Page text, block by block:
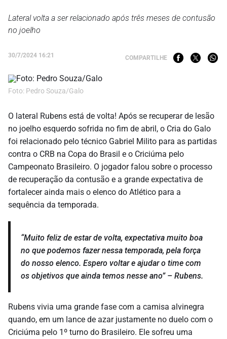
Lateral volta a ser relacionado após três meses de contusão
no joelho
30/7/2024 16:21 COMPARTILHE
Foto: Pedro Souza/Galo
O lateral Rubens está de volta! Após se recuperar de lesão
no joelho esquerdo sofrida no fim de abril, o Cria do Galo
foi relacionado pelo técnico Gabriel Milito para as partidas
contra o CRB na Copa do Brasil e o Criciúma pelo
Campeonato Brasileiro. O jogador falou sobre o processo
de recuperação da contusão e a grande expectativa de
fortalecer ainda mais o elenco do Atlético para a
sequência da temporada.
“Muito feliz de estar de volta, expectativa muito boa
no que podemos fazer nessa temporada, pela força
do nosso elenco. Espero voltar e ajudar o time com
os objetivos que ainda temos nesse ano” – Rubens.
Rubens vivia uma grande fase com a camisa alvinegra
quando, em um lance de azar justamente no duelo com o
Criciúma pelo 1º turno do Brasileiro. Ele sofreu uma